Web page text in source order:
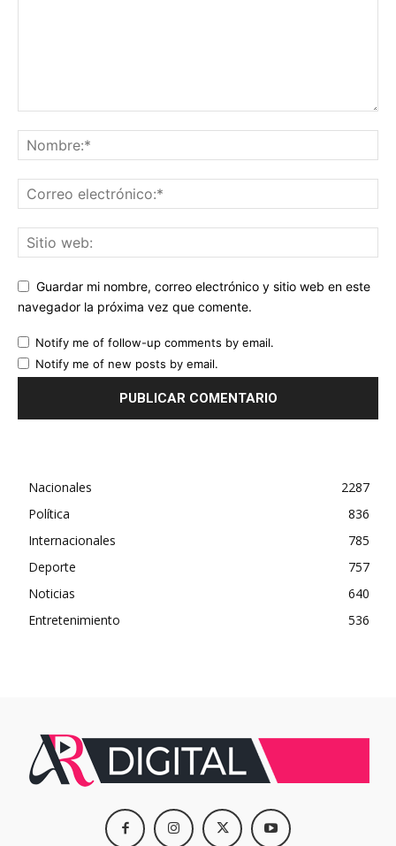
Guardar mi nombre, correo electrónico y sitio web en este
navegador la próxima vez que comente.
Notify me of follow-up comments by email.
Notify me of new posts by email.
Nacionales
2287
Política
836
Internacionales
785
Deporte
757
Noticias
640
Entretenimiento
536